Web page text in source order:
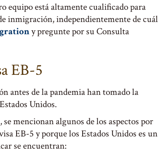
equipo está altamente cualificado para
inmigración, independientemente de cuál
y pregunte por su Consulta
EB-5
antes de la pandemia han tomado la
Unidos.
, se mencionan algunos de los aspectos por
EB-5 y porque los Estados Unidos es un
se encuentran: